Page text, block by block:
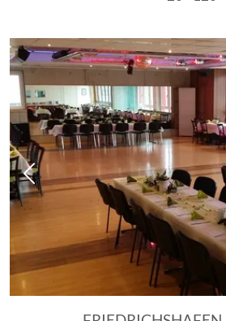
Vorheriges Bild